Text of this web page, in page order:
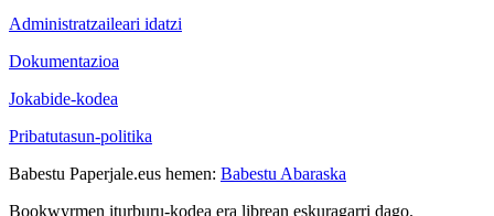
Administratzaileari idatzi
Dokumentazioa
Jokabide-kodea
Pribatutasun-politika
Babestu Paperjale.eus hemen: Babestu Abaraska
Bookwyrmen iturburu-kodea era librean eskuragarri dago.